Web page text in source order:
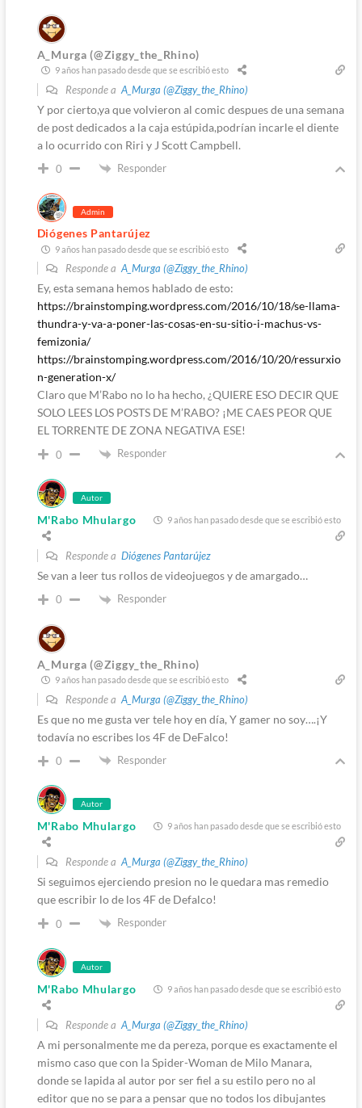
A_Murga (@Ziggy_the_Rhino)
9 años han pasado desde que se escribió esto
Responde a A_Murga (@Ziggy_the_Rhino)
Y por cierto,ya que volvieron al comic despues de una semana
de post dedicados a la caja estúpida,podrían incarle el diente
a lo ocurrido con Riri y J Scott Campbell.
0 Responder
Admin
Diógenes Pantarújez
9 años han pasado desde que se escribió esto
Responde aA_Murga (@Ziggy_the_Rhino)
Ey, esta semana hemos hablado de esto:
https://brainstomping.wordpress.com/2016/10/18/se-llama-
thundra-y-va-a-poner-las-cosas-en-su-sitio-i-machus-vs-
femizonia/
https://brainstomping.wordpress.com/2016/10/20/ressurxio
n-generation-x/
Claro que M’Rabo no lo ha hecho, ¿QUIERE ESO DECIR QUE
SOLO LEES LOS POSTS DE M’RABO? ¡ME CAES PEOR QUE
EL TORRENTE DE ZONA NEGATIVA ESE!
0 Responder
Autor
M'Rabo Mhulargo 9 años han pasado desde que se escribió esto
Responde a Diógenes Pantarújez
Se van a leer tus rollos de videojuegos y de amargado…
0 Responder
A_Murga (@Ziggy_the_Rhino)
9 años han pasado desde que se escribió esto
Responde a A_Murga (@Ziggy_the_Rhino)
Es que no me gusta ver tele hoy en día, Y gamer no soy….¡Y
todavía no escribes los 4F de DeFalco!
0 Responder
Autor
M'Rabo Mhulargo 9 años han pasado desde que se escribió esto
Responde aA_Murga (@Ziggy_the_Rhino)
Si seguimos ejerciendo presion no le quedara mas remedio
que escribir lo de los 4F de Defalco!
0 Responder
Autor
M'Rabo Mhulargo 9 años han pasado desde que se escribió esto
Responde a A_Murga (@Ziggy_the_Rhino)
A mi personalmente me da pereza, porque es exactamente el
mismo caso que con la Spider-Woman de Milo Manara,
donde se lapida al autor por ser fiel a su estilo pero no al
editor que no se para a pensar que no todos los dibujantes